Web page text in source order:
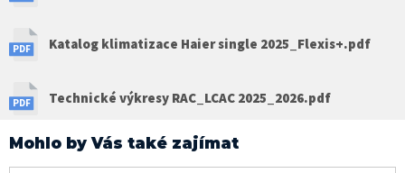
Katalog klimatizace Haier single 2025_Flexis+.pdf
Technické výkresy RAC_LCAC 2025_2026.pdf
Mohlo by Vás také zajímat